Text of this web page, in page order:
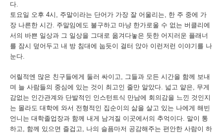
다.
토요일 오후 4시 , 주말이라는 단어가 가장 잘 어울리는, 한 주 중에 가
장 나른한 시간. 주말임에도 불구하고 마냥 한가로울 수 없는 버클리에
서의 바쁜 일상과 그 일상을 그대로 옮겨다놓은 듯한 어지러운 플래너
를 잠시 덮어두고 내 방 침대에 눕듯이 걸터 앉아 이런저런 이야기를 나
눈다.
어릴적엔 많은 친구들에게 둘러 싸이고, 그들과 모든 시간을 함께 보내
며 늘 사람들의 중심에 있는 것이 최고인 줄만 알았다. 넓고 얕은, 무게
감없는 인간관계와 단발적인 인스턴트식 만남에 회의감을 느낀 것인지
는 몰라도 대학에 와서 전형적인 집순이의 삶을 살고 있는 나에게 해빈
언니는 대학졸업장과 함께 내게 남겨질 이곳에서의 추억이다. 말이 통
하고, 함께 있으면 즐겁고, 나의 슬픔마저 공감해주는 편안한 사람이 하